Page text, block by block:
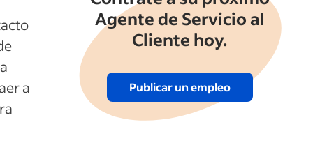
a
Agente de Servicio al
Cliente hoy.
Publicar un empleo